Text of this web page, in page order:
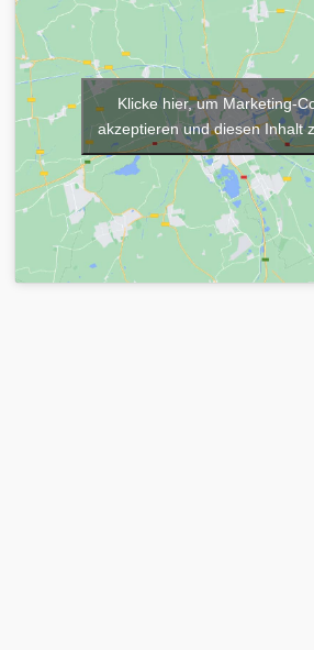
Klicke hier, um Marketing-
akzeptieren und diesen Inhalt